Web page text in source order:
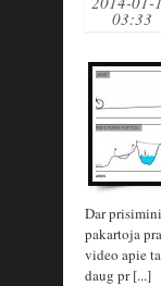
03:33
Dar
pakartoja
video apie
daug pr [...]